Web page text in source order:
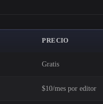
PRECIO
Gratis
$10/mes por editor